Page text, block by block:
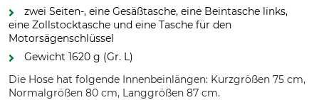
zwei Seiten-, eine Gesäßtasche, eine Beintasche links,
eine Zollstocktasche und eine Tasche für den
Motorsägenschlüssel
Gewicht 1620 g (Gr. L)
Die Hose hat folgende Innenbeinlängen: Kurzgrößen 75 cm,
Normalgrößen 80 cm, Langgrößen 87 cm.